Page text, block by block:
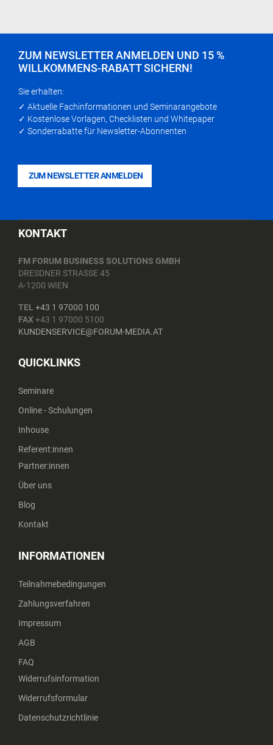
ZUM NEWSLETTER ANMELDEN UND 15 %
WILLKOMMENS-RABATT SICHERN!
Sie erhalten:
✓ Aktuelle Fachinformationen und Seminarangebote
✓ Kostenlose Vorlagen, Checklisten und Whitepaper
✓ Sonderrabatte für Newsletter-Abonnenten
ZUM NEWSLETTER ANMELDEN
KONTAKT
FM FORUM BUSINESS SOLUTIONS GMBH
DRESDNER STRASSE 45
A-1200 WIEN
TEL +43 1 97000 100
FAX+43 1 97000 5100
KUNDENSERVICE@FORUM-MEDIA.AT
QUICKLINKS
Seminare
Online - Schulungen
Inhouse
Referent:innen
Partner:innen
Über uns
Blog
Kontakt
INFORMATIONEN
Teilnahmebedingungen
Zahlungsverfahren
Impressum
AGB
FAQ
Widerrufsinformation
Widerrufsformular
Datenschutzrichtlinie